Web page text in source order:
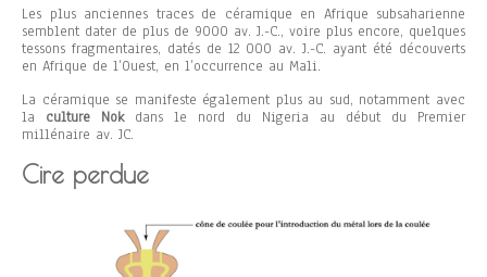
Les plus anciennes traces de céramique en Afrique subsaharienne
semblent dater de plus de 9000 av. J.-C., voire plus encore, quelques
tessons fragmentaires, datés de 12 000 av. J.-C. ayant été découverts
en Afrique de l’Ouest, en l’occurrence au Mali.
La céramique se manifeste également plus au sud, notamment avec
la culture Nokdans le nord du Nigeria au début du Premier
millénaire av. JC.
Cire perdue